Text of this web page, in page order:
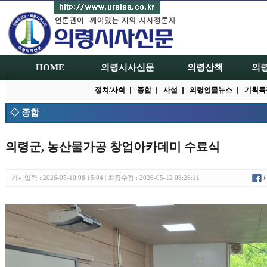
HOME 의령시사신문
정치/사회 종합 사설 의령인물뉴스 기획
의령산책 의
◇ 종합
의령군, 농산물가공 창업아카데미 수료식
기사입력 : 2026-05-10 08:15:04 | 최종수정 : 2026-05-12 08:26:11